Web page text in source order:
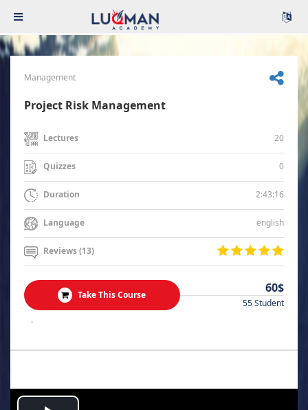
Management
Project Risk Management
Lectures 20
Quizzes 0
Duration 2:43:16
Language english
Reviews (13)
Take This Course 60$
55 Student
.